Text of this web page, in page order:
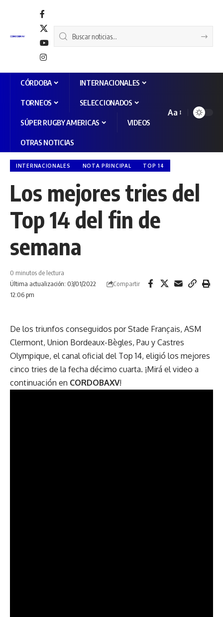
CÓRDOBA INTERNACIONALES
TORNEOS SELECCIONADOS
SÚPER RUGBY AMERICAS VIDEOS
OTRAS NOTICIAS
Aa
INTERNACIONALES NOTA PRINCIPAL TOP 14
Los mejores tries del
Top 14 del fin de
semana
Última actualización: 03/01/2022
12:06 pm
0 minutos de lectura
Compartir
De los triunfos conseguidos por Stade Français, ASM
Clermont, Union Bordeaux-Bègles, Pau y Castres
Olympique, el canal oficial del Top 14, eligió los mejores
cinco tries de la fecha décimo cuarta. ¡Mirá el video a
continuación en CORDOBAXV!